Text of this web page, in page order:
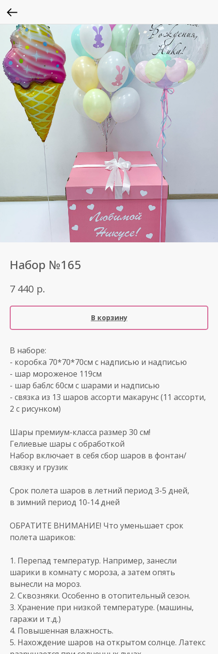
Набор №165
7 440 р.
В корзину
В наборе:
- коробка 70*70*70см с надписью и надписью
- шар мороженое 119см
- шар баблс 60см с шарами и надписью
- связка из 13 шаров ассорти макарунс (11 ассорти,
2 с рисунком)
Шары премиум-класса размер 30 см!
Гелиевые шары с обработкой
Набор включает в себя сбор шаров в фонтан/
связку и грузик
Срок полета шаров в летний период 3-5 дней,
в зимний период 10-14 дней
ОБРАТИТЕ ВНИМАНИЕ! Что уменьшает срок
полета шариков:
1. Перепад температур. Например, занесли
шарики в комнату с мороза, а затем опять
вынесли на мороз.
2. Сквозняки. Особенно в отопительный сезон.
3. Хранение при низкой температуре. (машины,
гаражи и т.д.)
4. Повышенная влажность.
5. Нахождение шаров на открытом солнце. Латекс